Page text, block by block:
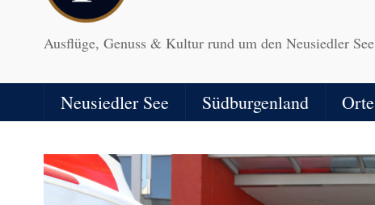
Ausflüge, Genuss & Kultur rund um den Neusiedler See
Neusiedler See Südburgenland Orte